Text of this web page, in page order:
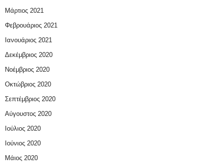
Μάρτιος 2021
Φεβρουάριος 2021
Ιανουάριος 2021
Δεκέμβριος 2020
Νοέμβριος 2020
Οκτώβριος 2020
Σεπτέμβριος 2020
Αύγουστος 2020
Ιούλιος 2020
Ιούνιος 2020
Μάιος 2020